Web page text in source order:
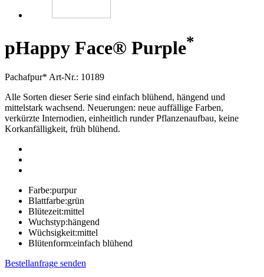
pHappy Face® Purple*
Pachafpur* Art-Nr.: 10189
Alle Sorten dieser Serie sind einfach blühend, hängend und
mittelstark wachsend. Neuerungen: neue auffällige Farben,
verkürzte Internodien, einheitlich runder Pflanzenaufbau, keine
Korkanfälligkeit, früh blühend.
Farbe:purpur
Blattfarbe:grün
Blütezeit:mittel
Wuchstyp:hängend
Wüchsigkeit:mittel
Blütenform:einfach blühend
Bestellanfrage senden